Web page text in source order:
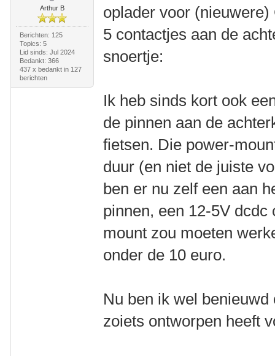
Arthur B
Berichten: 125
Topics: 5
Lid sinds: Jul 2024
Bedankt: 366
437 x bedankt in 127
berichten
oplader voor
5 contactjes aan de
snoertje:
Ik heb sinds kort ook
de pinnen aan de
fietsen. Die power-
duur (en niet de juiste
ben er nu zelf een aan
pinnen, een 12-5V
mount zou moeten
onder de 10 euro.
Nu ben ik wel
zoiets ontworpen heeft